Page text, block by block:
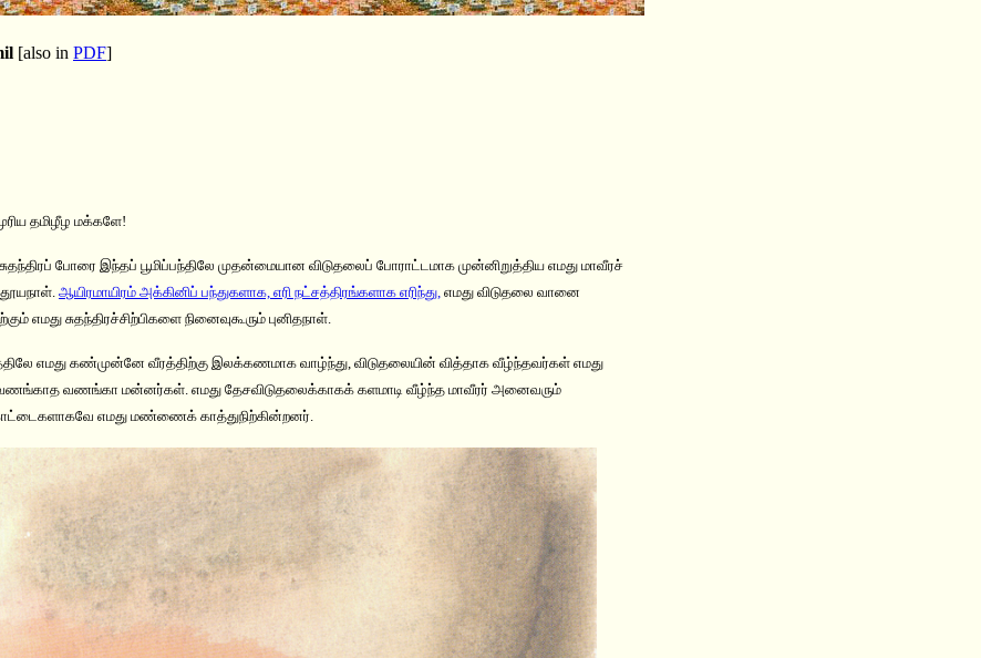
[also in PDF]
தமிழீழ மக்களே!
போரை இந்தப் பூமிப்பந்திலே முதன்மையான விடுதலைப் போராட்டமாக முன்னிறுத்திய எமது மாவீரச்
ஆயிரமாயிரம் அக்கினிப் பந்துகளாக, எரி நட்சத்திரங்களாக எரிந்து, எமது விடுதலை வானை
எமது சுதந்திரச்சிற்பிகளை நினைவுகூரும் புனிதநாள்.
எமது கண்முன்னே வீரத்திற்கு இலக்கணமாக வாழ்ந்து, விடுதலையின் வித்தாக வீழ்ந்தவர்கள் எமது
வணங்கா மன்னர்கள். எமது தேசவிடுதலைக்காகக் களமாடி வீழ்ந்த மாவீரர் அனைவரும்
எமது மண்ணைக் காத்துநிற்கின்றனர்.